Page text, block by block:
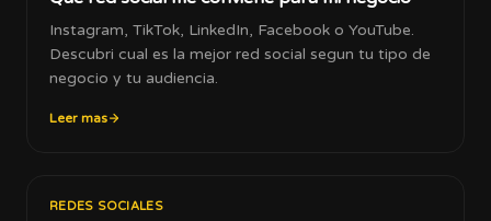
Instagram, TikTok, LinkedIn, Facebook o YouTube.
Descubri cual es la mejor red social segun tu tipo de
negocio y tu audiencia.
Leer mas
REDES SOCIALES